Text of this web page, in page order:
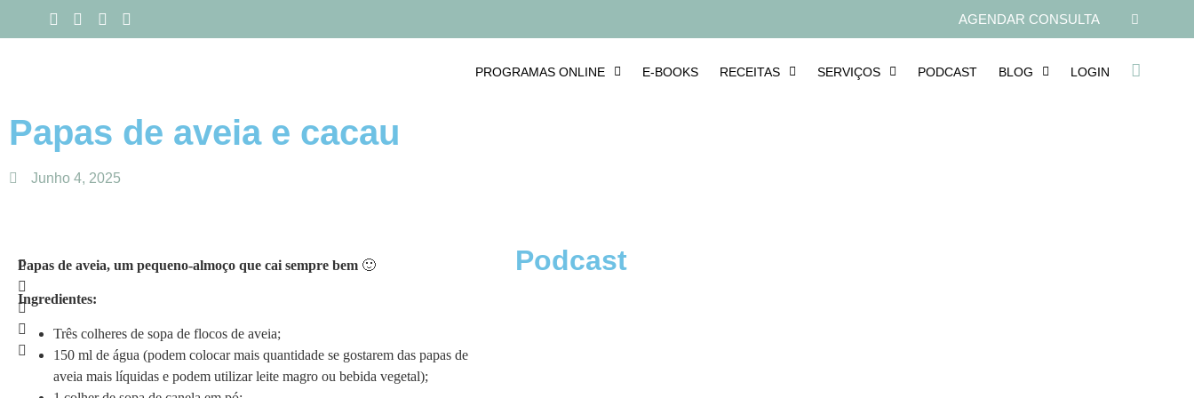
AGENDAR CONSULTA
PROGRAMAS ONLINE E-BOOKS RECEITAS SERVIÇOS PODCAST BLOG LOGIN
Papas de aveia e cacau
Junho 4, 2025
Papas de aveia, um pequeno-almoço que cai sempre bem 🙂
Ingredientes:
Três colheres de sopa de flocos de aveia;
150 ml de água (podem colocar mais quantidade se gostarem das papas de
aveia mais líquidas e podem utilizar leite magro ou bebida vegetal);
Podcast